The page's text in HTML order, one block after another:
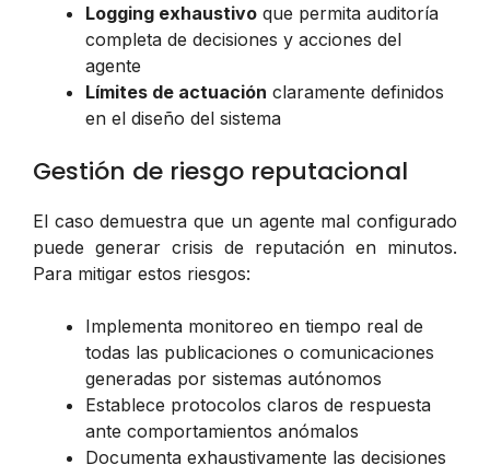
Logging exhaustivo que permita auditoría
completa de decisiones y acciones del
agente
Límites de actuación claramente definidos
en el diseño del sistema
Gestión de riesgo reputacional
El caso demuestra que un agente mal configurado
puede generar crisis de reputación en minutos.
Para mitigar estos riesgos:
Implementa monitoreo en tiempo real de
todas las publicaciones o comunicaciones
generadas por sistemas autónomos
Establece protocolos claros de respuesta
ante comportamientos anómalos
Documenta exhaustivamente las decisiones